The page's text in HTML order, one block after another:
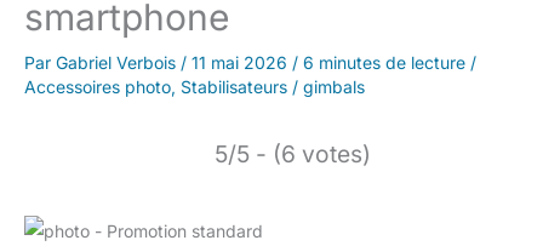
smartphone
Par Gabriel Verbois / 11 mai 2026 / 6 minutes de lecture /
Accessoires photo, Stabilisateurs / gimbals
5/5 - (6 votes)